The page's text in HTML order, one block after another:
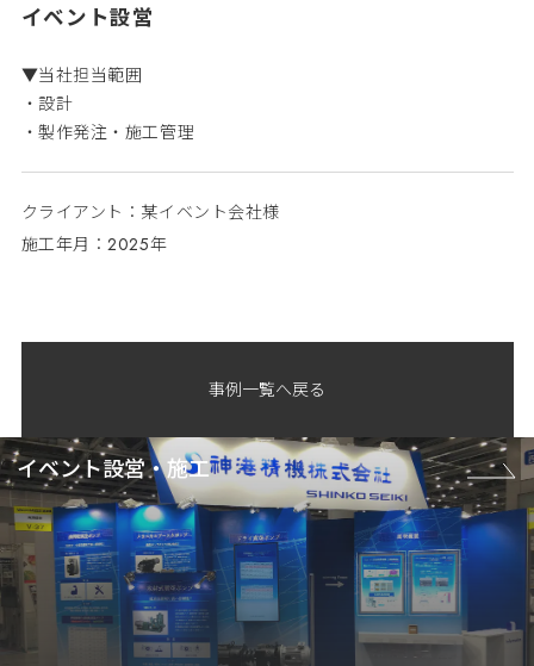
イベント設営
▼当社担当範囲
・設計
・製作発注・施工管理
クライアント：某イベント会社様
施工年月：2025年
事例一覧へ戻る
イベント設営・施工